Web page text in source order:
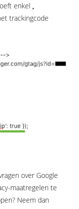
enkel
trackingcode
over Google
maatregelen te
Neem dan